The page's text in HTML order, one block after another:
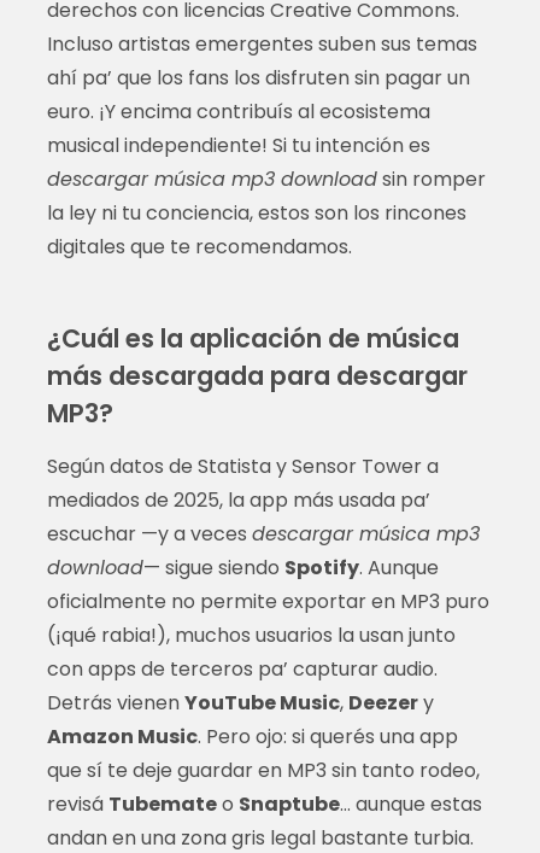
derechos con licencias Creative Commons.
Incluso artistas emergentes suben sus temas
ahí pa’ que los fans los disfruten sin pagar un
euro. ¡Y encima contribuís al ecosistema
musical independiente! Si tu intención es
descargar música mp3 downloadsin romper
la ley ni tu conciencia, estos son los rincones
digitales que te recomendamos.
¿Cuál es la aplicación de música
más descargada para descargar
MP3?
Según datos de Statista y Sensor Tower a
mediados de 2025, la app más usada pa’
escuchar —y a veces descargar música mp3
download— sigue siendo Spotify. Aunque
oficialmente no permite exportar en MP3 puro
(¡qué rabia!), muchos usuarios la usan junto
con apps de terceros pa’ capturar audio.
Detrás vienenYouTube Music, Deezery
Amazon Music. Pero ojo: si querés una app
que sí te deje guardar en MP3 sin tanto rodeo,
revisá Tubemateo Snaptube… aunque estas
andan en una zona gris legal bastante turbia.